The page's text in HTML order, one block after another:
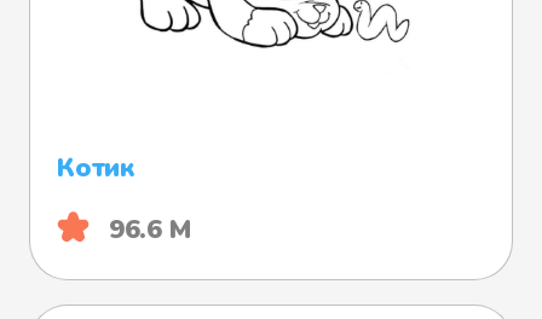
Котик
96.6 М